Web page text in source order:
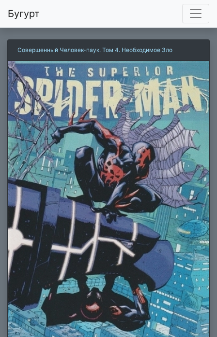
Бугурт
Совершенный Человек-паук. Том 4. Необходимое Зло